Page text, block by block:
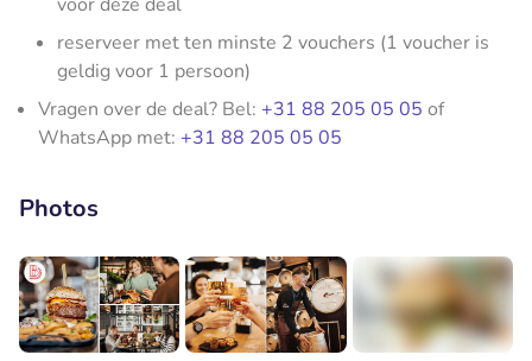
reserveer met ten minste 2 vouchers (1 voucher is
geldig voor 1 persoon)
Vragen over de deal? Bel: +31 88 205 05 05 of
WhatsApp met: +31 88 205 05 05
Photos